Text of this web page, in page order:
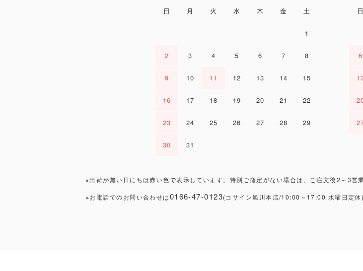
日 月 火 水 木 金 土
1
2 3 4 5 6 7 8
9 10 11 12 13 14 15
16 17 18 19 20 21 22
23 24 25 26 27 28 29
30 31
日
6
※出荷が無い日にちは赤い色で表示しています。特別ご指定がない場合は、ご注文後2～3
※お電話でのお問い合わせは0166-47-0123(コサイン旭川本店/10:00～17:00 水曜日定休)